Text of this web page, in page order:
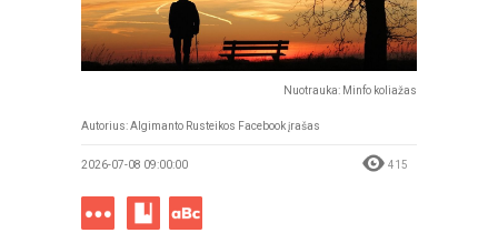
Nuotrauka: Minfo koliažas
Autorius: Algimanto Rusteikos Facebook įrašas
2026-07-08 09:00:00 415